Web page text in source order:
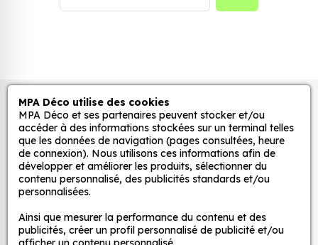
Quels sont les avantages de nos stickers
décoration ?
Une grande variété de motifs et de couleurs :
nos Sticker Coeur 8 sont disponibles dans une
large gamme de motifs et de couleurs, ce qui
vous permet de trouver le sticker parfait pour
Une installation facile : nos stickers sont faciles
à installer, même pour les débutants. Il suffit de
Autocollants pour véhicules et stickers
décoratifs
MPA Déco
Nos services
MPA Déco utilise des cookies
MPA Déco et ses partenaires peuvent stocker et/ou
accéder à des informations stockées sur un terminal telles
que les données de navigation (pages consultées, heure
de connexion). Nous utilisons ces informations afin de
développer et améliorer les produits, sélectionner du
contenu personnalisé, des publicités standards et/ou
personnalisées.
Ainsi que mesurer la performance du contenu et des
publicités, créer un profil personnalisé de publicité et/ou